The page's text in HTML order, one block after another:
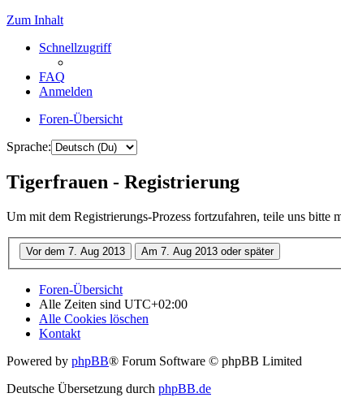
Zum Inhalt
Schnellzugriff
FAQ
Anmelden
Foren-Übersicht
Sprache:
Tigerfrauen - Registrierung
Um mit dem Registrierungs-Prozess fortzufahren, teile uns bitte
Foren-Übersicht
Alle Zeiten sind UTC+02:00
Alle Cookies löschen
Kontakt
Powered by phpBB® Forum Software © phpBB Limited
Deutsche Übersetzung durch phpBB.de